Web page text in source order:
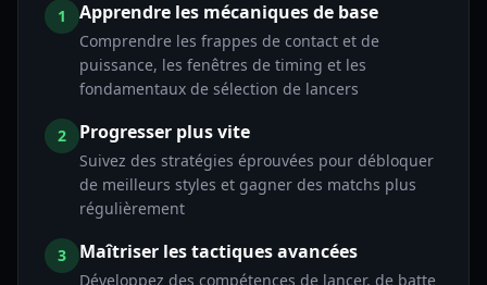
1 Apprendre les mécaniques de base
Comprendre les frappes de contact et de
puissance, les fenêtres de timing et les
fondamentaux de sélection de lancers
2 Progresser plus vite
Suivez des stratégies éprouvées pour débloquer
de meilleurs styles et gagner des matchs plus
régulièrement
3 Maîtriser les tactiques avancées
Développez des compétences de lancer, de batte